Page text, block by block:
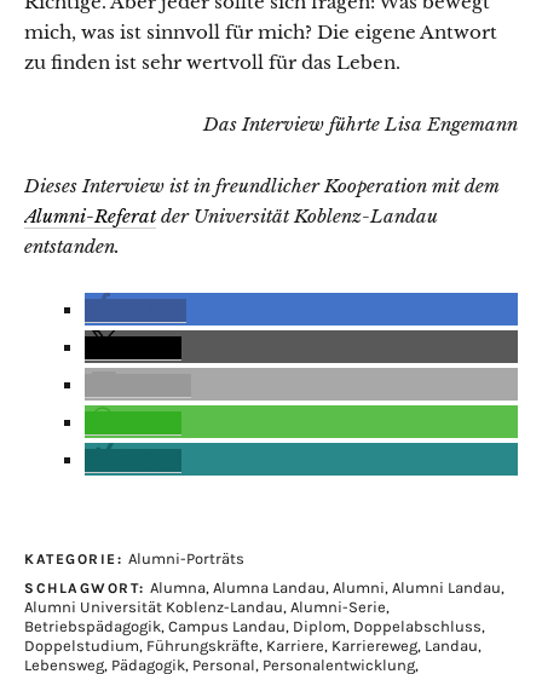
mich, was ist sinnvoll für mich? Die eigene Antwort
zu finden ist sehr wertvoll für das Leben.
Das Interview führte Lisa Engemann
Dieses Interview ist in freundlicher Kooperation mit dem
Alumni-Referatder Universität Koblenz-Landau
entstanden.
KATEGORIE: Alumni-Porträts
SCHLAGWORT: Alumna, Alumna Landau, Alumni, Alumni Landau,
Alumni Universität Koblenz-Landau, Alumni-Serie,
Betriebspädagogik, Campus Landau, Diplom, Doppelabschluss,
Doppelstudium, Führungskräfte, Karriere, Karriereweg, Landau,
Lebensweg, Pädagogik, Personal, Personalentwicklung,